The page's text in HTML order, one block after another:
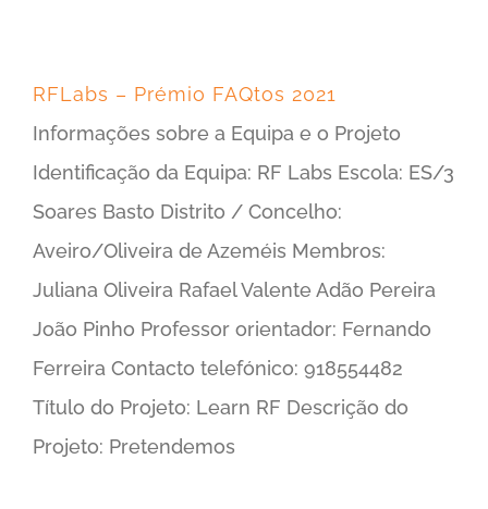
RFLabs – Prémio FAQtos 2021
Informações sobre a Equipa e o Projeto
Identificação da Equipa: RF Labs Escola: ES/3
Soares Basto Distrito / Concelho:
Aveiro/Oliveira de Azeméis Membros:
Juliana Oliveira Rafael Valente Adão Pereira
João Pinho Professor orientador: Fernando
Ferreira Contacto telefónico: 918554482
Título do Projeto: Learn RF Descrição do
Projeto: Pretendemos